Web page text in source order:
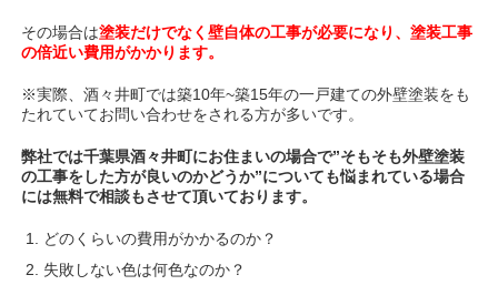
その場合は塗装だけでなく壁自体の工事が必要になり、塗装工事
の倍近い費用がかかります。
※実際、酒々井町では築10年~築15年の一戸建ての外壁塗装をも
たれていてお問い合わせをされる方が多いです。
弊社では千葉県酒々井町にお住まいの場合で”そもそも外壁塗装
の工事をした方が良いのかどうか”についても悩まれている場合
には無料で相談もさせて頂いております。
どのくらいの費用がかかるのか？
失敗しない色は何色なのか？